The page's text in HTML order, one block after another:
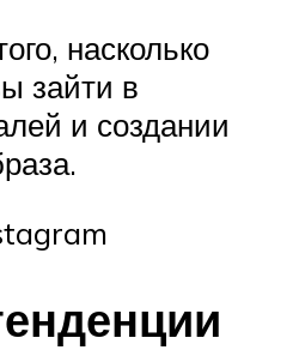
насколько
зайти в
и создании